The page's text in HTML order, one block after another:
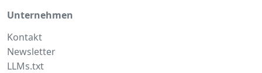
Unternehmen
Kontakt
Newsletter
LLMs.txt